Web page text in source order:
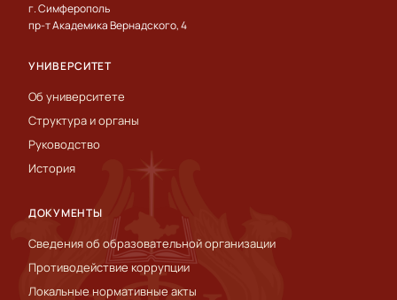
г. Симферополь
пр-т Академика Вернадского, 4
УНИВЕРСИТЕТ
Об университете
Структура и органы
Руководство
История
ДОКУМЕНТЫ
Сведения об образовательной организации
Противодействие коррупции
Локальные нормативные акты